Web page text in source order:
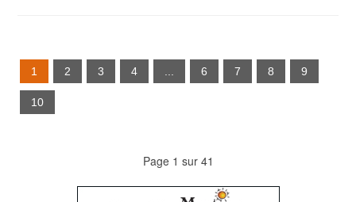
1 2 3 4 6 7 8 9
10
Page 1 sur 41